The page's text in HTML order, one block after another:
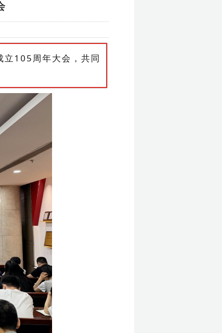
立105周年大会，共同